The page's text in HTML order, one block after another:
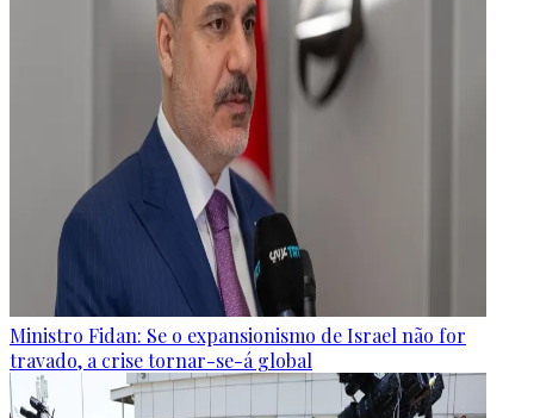
Ministro Fidan: Se o expansionismo de Israel não for
travado, a crise tornar-se-á global